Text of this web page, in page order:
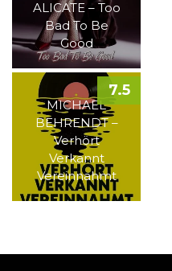
ALICATE – Too
Bad To Be
Good
MICHAEL
BEHRENDT –
Verhört
Verkannt
Vereinnahmt
7.5